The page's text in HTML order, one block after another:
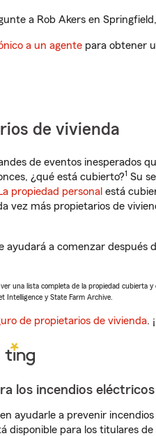
a Rob Akers en
a un agente para obtener
de vivienda
de eventos inesperados
¿qué está cubierto?1 Su
propiedad personal está
vez más propietarios de
ayudará a comenzar
una lista completa de la propiedad cubierta y
Intelligence y State Farm Archive.
de propietarios de vivienda.
los incendios eléctricos
ayudarle a prevenir
disponible para los titulares